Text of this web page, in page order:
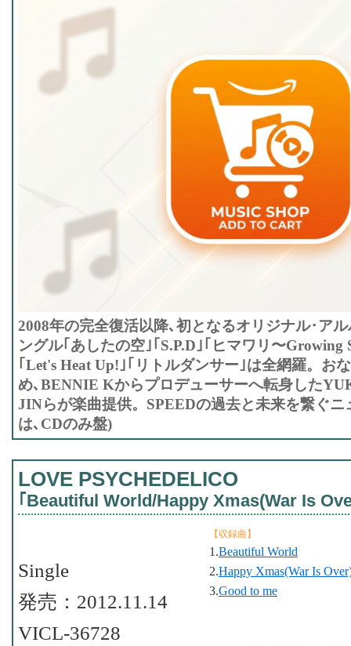
2008年の完全復活以降､初となるオリジナル･ア
ングル｢あしたの空｣｢S.P.D｣｢ヒマワリ〜Growing
｢Let's Heat Up!｣｢リトルダンサー｣は全網羅。お
め､BENNIE Kからプロデューサーへ転身した
JINらが楽曲提供。SPEEDの過去と未来を繋ぐニ
は､CDのみ盤)
LOVE PSYCHEDELICO
｢Beautiful World/Happy Xmas(War Is
【収録曲】
1.Beautiful World
2.Happy Xmas(War Is
3.Good to me
Single
発売：2012.11.14
VICL-36728